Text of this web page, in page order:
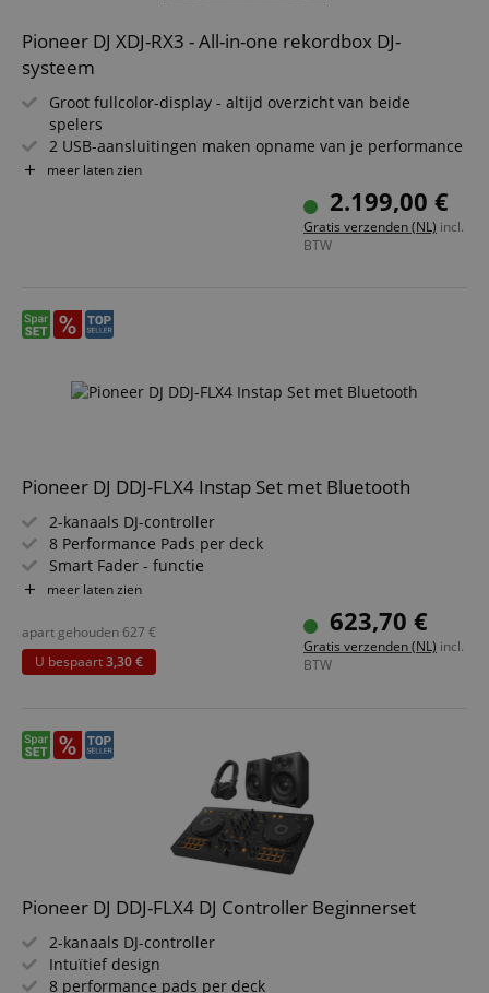
Pioneer DJ XDJ-RX3 - All-in-one rekordbox DJ-
systeem
Groot fullcolor-display - altijd overzicht van beide
spelers
2 USB-aansluitingen maken opname van je performance
mogelijk tijdens het afspelen
Werkt via rekordbox USB of de rekordbox-app
Professionele DJ-functies zoals Quantize, Beat Sync, Slip-
modus, Beat-teller, toonsoort-analyseweergave en
kan worden
MIDI-besturing
meer laten zien
2.199,00 €
Gratis verzenden (NL) incl.
BTW
Pioneer DJ DDJ-FLX4 Instap Set met Bluetooth
2-kanaals DJ-controller
8 Performance Pads per deck
Smart Fader - functie
Smart CFX - functie
Al vrijgeschakeld voor rekordbox DJ en Serato DJ Lite
Besparingsset inclusief Pioneer DJ DM-40D-BT
studiomonitor 4" paar en DJ-koptelefoon
meer laten zien
623,70 €
Gratis verzenden (NL) incl.
BTW
apart gehouden 627 €
U bespaart3,30 €
Pioneer DJ DDJ-FLX4 DJ Controller Beginnerset
2-kanaals DJ-controller
Intuïtief design
8 performance pads per deck